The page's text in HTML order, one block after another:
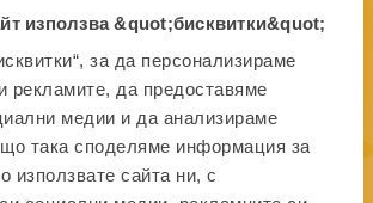
използва &quot;бисквитки&quot;
за да персонализираме
рекламите, да предоставяме
медии и да анализираме
така споделяме информация за
използвате сайта ни, с
D.O.O.
and